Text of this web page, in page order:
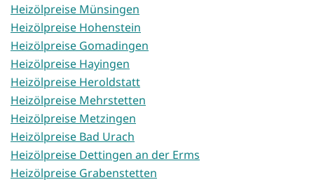
Heizölpreise Münsingen
Heizölpreise Hohenstein
Heizölpreise Gomadingen
Heizölpreise Hayingen
Heizölpreise Heroldstatt
Heizölpreise Mehrstetten
Heizölpreise Metzingen
Heizölpreise Bad Urach
Heizölpreise Dettingen an der Erms
Heizölpreise Grabenstetten